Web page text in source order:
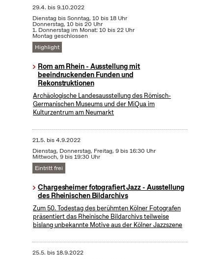
29.4. bis9.10.2022
Dienstag bis Sonntag, 10 bis 18 Uhr
Donnerstag, 10 bis 20 Uhr
1. Donnerstag im Monat: 10 bis 22 Uhr
Montag geschlossen
Highlight
Rom am Rhein - Ausstellung mit
beeindruckenden Funden und
Rekonstruktionen
Archäologische Landesausstellung des Römisch-
Germanischen Museums und der MiQua im
Kulturzentrum am Neumarkt
21.5. bis4.9.2022
Dienstag, Donnerstag, Freitag, 9 bis 16:30 Uhr
Mittwoch, 9 bis 19:30 Uhr
Eintritt frei
Chargesheimer fotografiert Jazz - Ausstellung
des Rheinischen Bildarchivs
Zum 50. Todestag des berühmten Kölner Fotografen
präsentiert das Rheinische Bildarchivs teilweise
bislang unbekannte Motive aus der Kölner Jazzszene
25.5. bis18.9.2022